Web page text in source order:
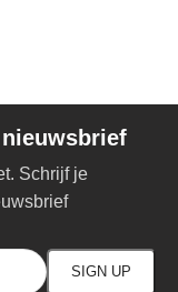
Schrijf je